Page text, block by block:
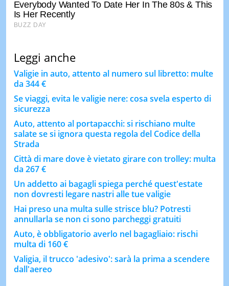
Leggi anche
Valigie in auto, attento al numero sul libretto: multe
da 344 €
​​Se viaggi, evita le valigie nere: cosa svela esperto di
sicurezza
Auto, attento al portapacchi: si rischiano multe
salate se si ignora questa regola del Codice della
Strada
Città di mare dove è vietato girare con trolley: multa
da 267 €
Un addetto ai bagagli spiega perché quest'estate
non dovresti legare nastri alle tue valigie
Hai preso una multa sulle strisce blu? Potresti
annullarla se non ci sono parcheggi gratuiti
Auto, è obbligatorio averlo nel bagagliaio: rischi
multa di 160 €
Valigia, il trucco 'adesivo': sarà la prima a scendere
dall'aereo